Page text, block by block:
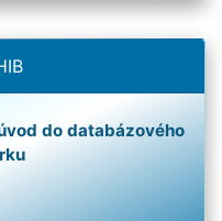
do databázového